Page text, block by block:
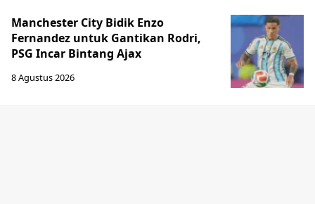
Manchester City Bidik Enzo
Fernandez untuk Gantikan Rodri,
PSG Incar Bintang Ajax
8 Agustus 2026